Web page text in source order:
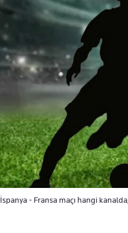
İspanya - Fransa maçı hangi